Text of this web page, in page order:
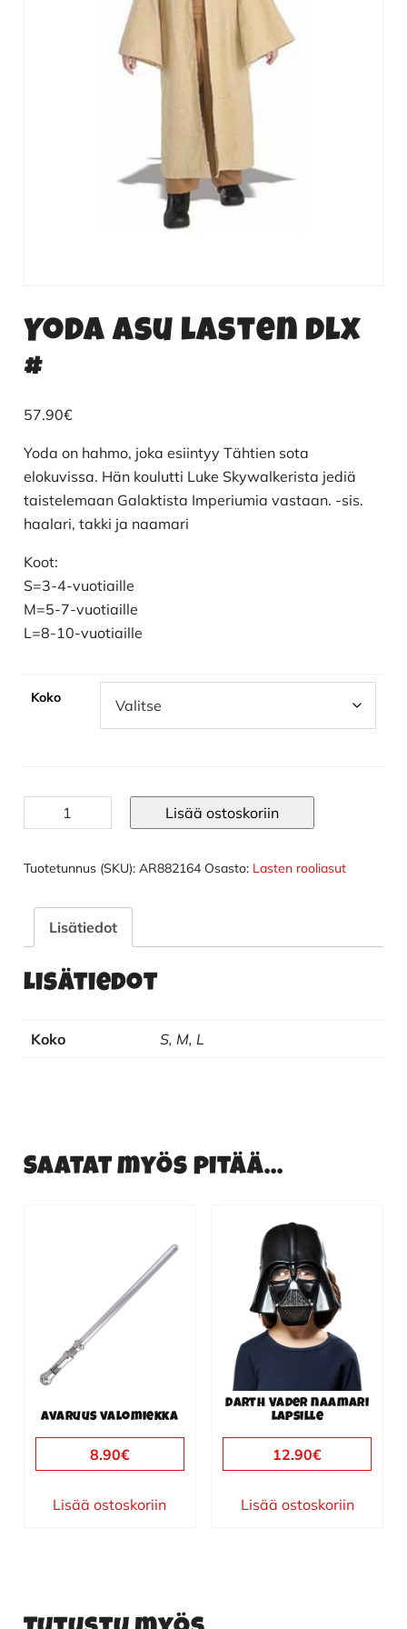
Yoda asu lasten dlx
#
57.90€
Yoda on hahmo, joka esiintyy Tähtien sota
elokuvissa. Hän koulutti Luke Skywalkerista jediä
taistelemaan Galaktista Imperiumia vastaan. -sis.
haalari, takki ja naamari
Koot:
S=3-4-vuotiaille
M=5-7-vuotiaille
L=8-10-vuotiaille
Koko
asu
dlx
määrä
Lisää ostoskoriin
Tuotetunnus (SKU): AR882164 Osasto: Lasten rooliasut
Lisätiedot
Lisätiedot
Koko S, M, L
Saatat myös pitää...
Avaruus valomiekka
8.90€
Lisää ostoskoriin
Darth Vader naamari
lapsille
12.90€
Lisää ostoskoriin